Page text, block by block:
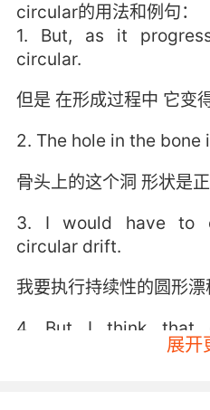
circular的用法和例句：
1. But, as it
circular.
但是 在形成过程中 它变
2. The hole in the
骨头上的这个洞 形状是
3. I would have to
circular drift.
我要执行持续性的圆形漂
4. But I think that
展开